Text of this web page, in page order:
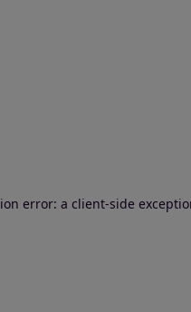
error: a client-side